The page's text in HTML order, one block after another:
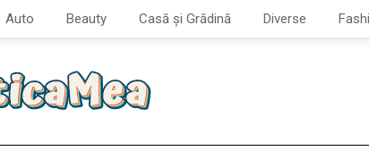
Auto Beauty Casă și Grădină Diverse